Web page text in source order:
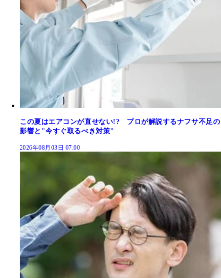
この夏はエアコンが直せない!? プロが解説するナフサ不足の
影響と"今すぐ取るべき対策"
2026年08月03日 07:00